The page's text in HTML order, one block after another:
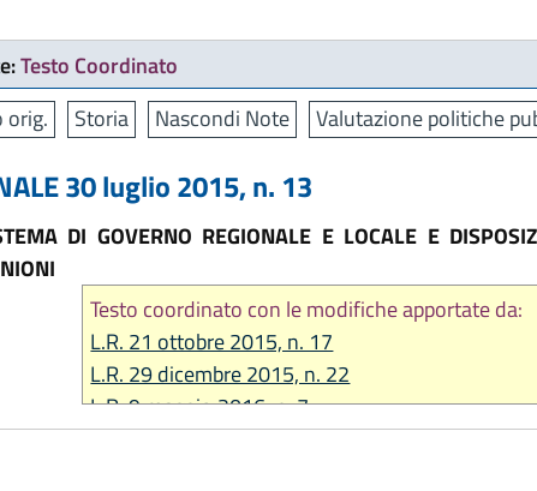
Testo Coordinato
orig. Storia Nascondi Note Valutazione politiche
30 luglio 2015, n. 13
DI GOVERNO REGIONALE E LOCALE E
Testo coordinato con le modifiche apportate da:
L.R. 21 ottobre 2015, n. 17
L.R. 29 dicembre 2015, n. 22
L.R. 9 maggio 2016, n. 7
L.R. 30 maggio 2016, n. 9